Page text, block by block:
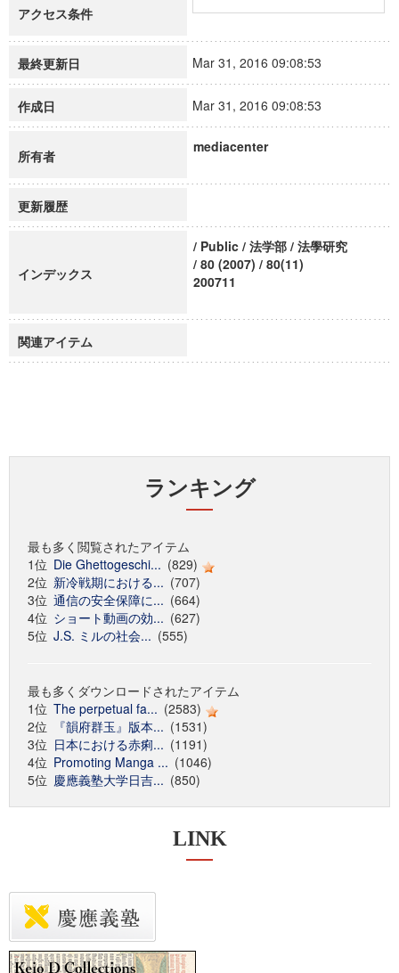
アクセス条件
最終更新日 Mar 31, 2016 09:08:53
作成日 Mar 31, 2016 09:08:53
所有者
mediacenter
更新履歴
インデックス
/ Public / 法学部 / 法學研究
/ 80 (2007) / 80(11)
200711
関連アイテム
ランキング
最も多く閲覧されたアイテム
1位 Die Ghettogeschi... (829)
2位 新冷戦期における... (707)
3位 通信の安全保障に... (664)
4位 ショート動画の効... (627)
5位 J.S. ミルの社会... (555)
最も多くダウンロードされたアイテム
1位 The perpetual fa... (2583)
2位
『韻府群玉』版本... (1531)
3位 日本における赤痢... (1191)
4位 Promoting Manga ... (1046)
5位 慶應義塾大学日吉... (850)
LINK